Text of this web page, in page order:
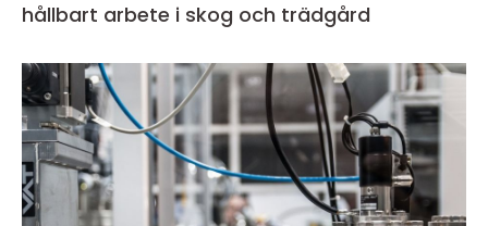
hållbart arbete i skog och trädgård